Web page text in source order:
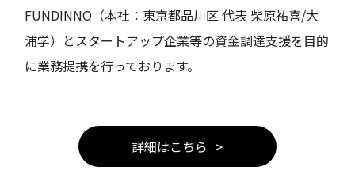
FUNDINNO（本社：東京都品川区 代表 柴原祐喜/大
浦学）とスタートアップ企業等の資金調達支援を目的
に業務提携を行っております。
詳細はこちら